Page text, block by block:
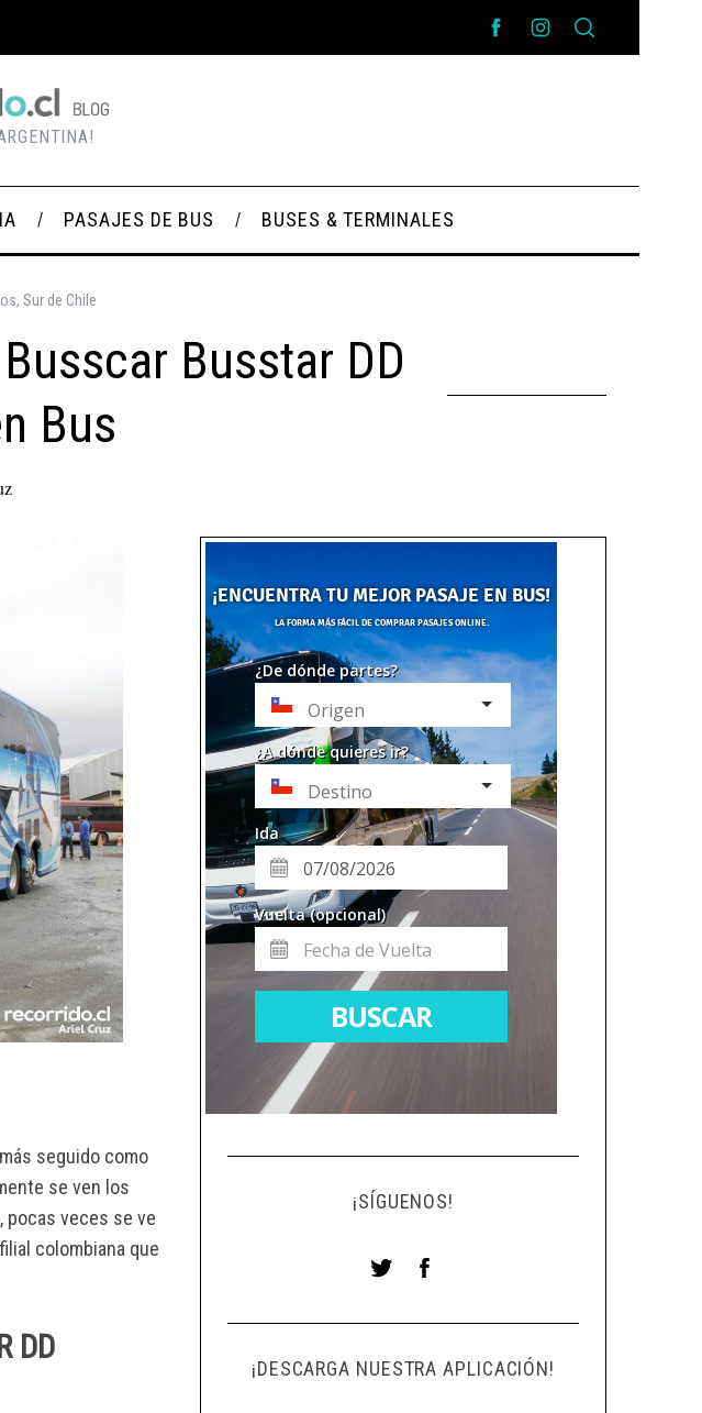
PASAJES DE BUS BUSES & TERMINALES
, Sur de Chile
Busstar DD
Bus
seguido como
se ven los
pocas veces se ve
colombiana que
DD
¡SÍGUENOS!
¡DESCARGA NUESTRA APLICACIÓN!